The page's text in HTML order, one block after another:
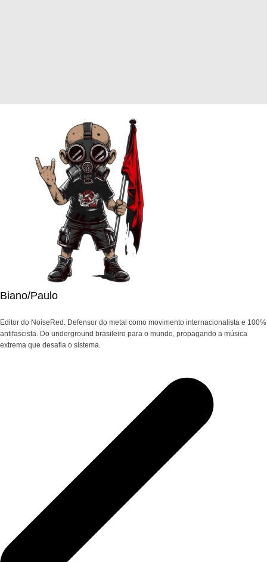
Biano/Paulo
Editor do NoiseRed. Defensor do metal como movimento internacionalista e 100%
antifascista. Do underground brasileiro para o mundo, propagando a música
extrema que desafia o sistema.